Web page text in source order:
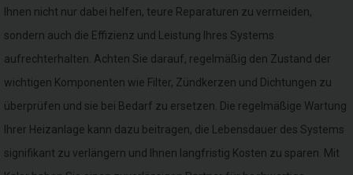
Ihnen nicht nur dabei helfen, teure Reparaturen zu vermeiden,
sondern auch die Effizienz und Leistung Ihres Systems
aufrechterhalten. Achten Sie darauf, regelmäßig den Zustand der
wichtigen Komponenten wie Filter, Zündkerzen und Dichtungen zu
überprüfen und sie bei Bedarf zu ersetzen. Die regelmäßige Wartung
Ihrer Heizanlage kann dazu beitragen, die Lebensdauer des Systems
signifikant zu verlängern und Ihnen langfristig Kosten zu sparen. Mit